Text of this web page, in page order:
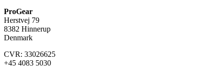
ProGear
Herstvej 79
8382 Hinnerup
Denmark
CVR: 33026625
+45 4083 5030